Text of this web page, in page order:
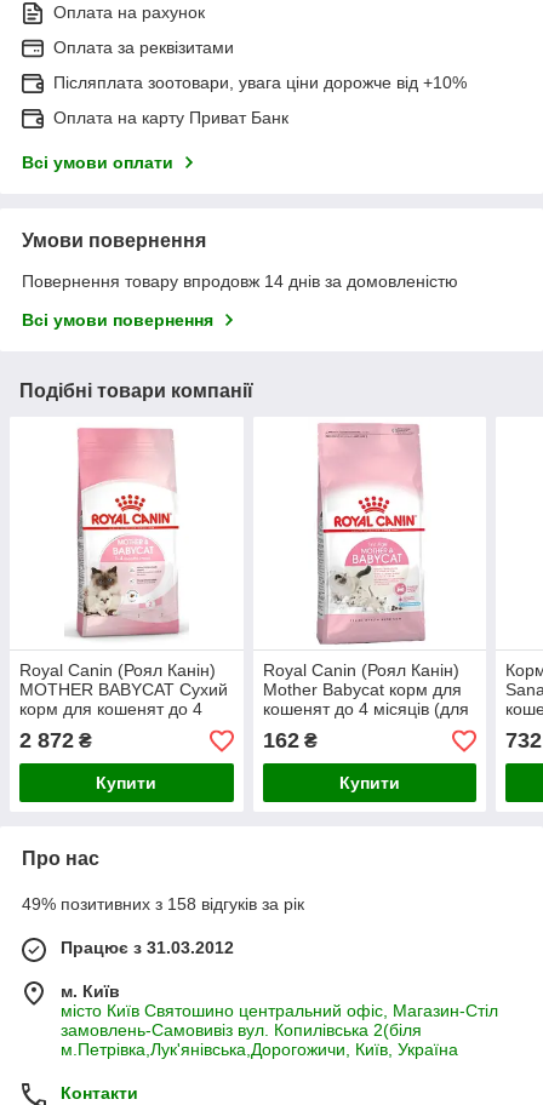
Оплата на рахунок
Оплата за реквізитами
Післяплата зоотовари, увага ціни дорожче від +10%
Оплата на карту Приват Банк
Всі умови оплати
Умови повернення
Повернення товару впродовж 14 днів за домовленістю
Всі умови повернення
Подібні товари компанії
Royal Canin (Роял Канін)
MOTHER BABYCAT Сухий
корм для кошенят до 4
місяців (для вагітних і
годуючих кішок), 10 кг
2 872 ₴
Купити
Royal Canin (Роял Канін)
Mother Babycat корм для
кошенят до 4 місяців (для
вагітних і годуючих кішок),
400 г
162₴
Купити
732
Про нас
49% позитивних з 158 відгуків за рік
Працює з 31.03.2012
м. Київ
місто Київ Святошино центральний офіс, Магазин-Стіл
замовлень-Самовивіз вул. Копилівська 2(біля
м.Петрівка,Лук'янівська,Дорогожичи, Київ, Україна
Контакти